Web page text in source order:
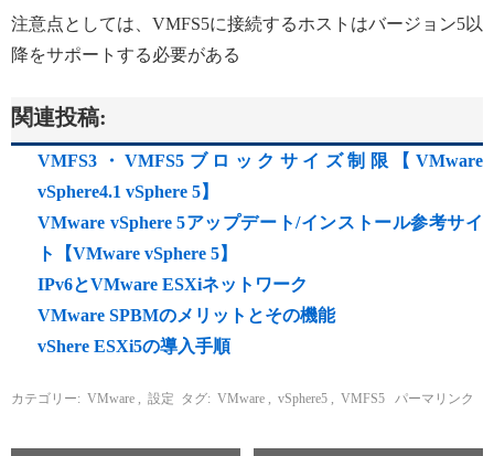
注意点としては、VMFS5に接続するホストはバージョン5以
降をサポートする必要がある
関連投稿:
VMFS3・VMFS5ブロックサイズ制限【VMware
vSphere4.1 vSphere 5】
VMware vSphere 5アップデート/インストール参考サイ
ト【VMware vSphere 5】
IPv6とVMware ESXiネットワーク
VMware SPBMのメリットとその機能
vShere ESXi5の導入手順
カテゴリー: VMware 設定 タグ: VMware vSphere5 VMFS5 パーマリンク